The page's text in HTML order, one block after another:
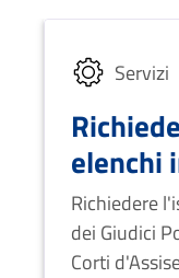
Servizi
elenchi
Popolari
Richiedere
dei Giudici
Corti